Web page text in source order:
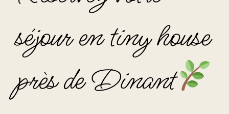
séjour en tiny house
près de Dinant